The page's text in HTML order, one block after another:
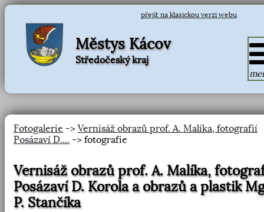
přejít na klasickou verzi webu
Městys Kácov
Středočeský kraj
Fotogalerie -> Vernisáž obrazů prof. A. Malíka, fotografií
Posázaví D.... -> fotografie
Vernisáž obrazů prof. A. Malíka,
Posázaví D. Korola a obrazů a plastik
P. Stančíka